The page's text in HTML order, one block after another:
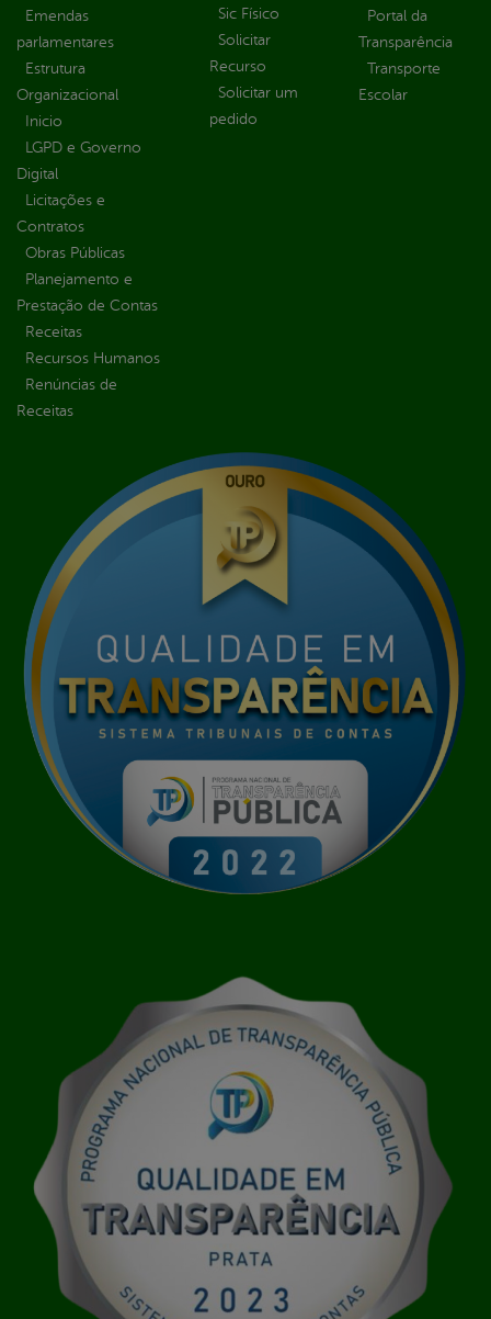
Emendas
parlamentares
Estrutura
Organizacional
Inicio
LGPD e Governo
Digital
Licitações e
Contratos
Obras Públicas
Planejamento e
Prestação de Contas
Receitas
Recursos Humanos
Renúncias de
Receitas
Sic Físico
Solicitar
Recurso
Solicitar um
pedido
Portal da
Transparência
Transporte
Escolar